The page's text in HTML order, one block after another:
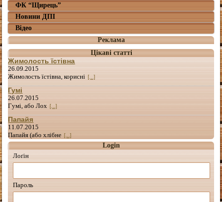
ФК “Щирець”
Новини ДПІ
Відео
Реклама
Цікаві статті
Жимолость їстівна
26.09.2015
Жимолость їстівна, корисні [...]
Гумі
26.07.2015
Гумі, або Лох [...]
Папайя
11.07.2015
Папайя (або хлібне [...]
Login
Лоґін
Пароль